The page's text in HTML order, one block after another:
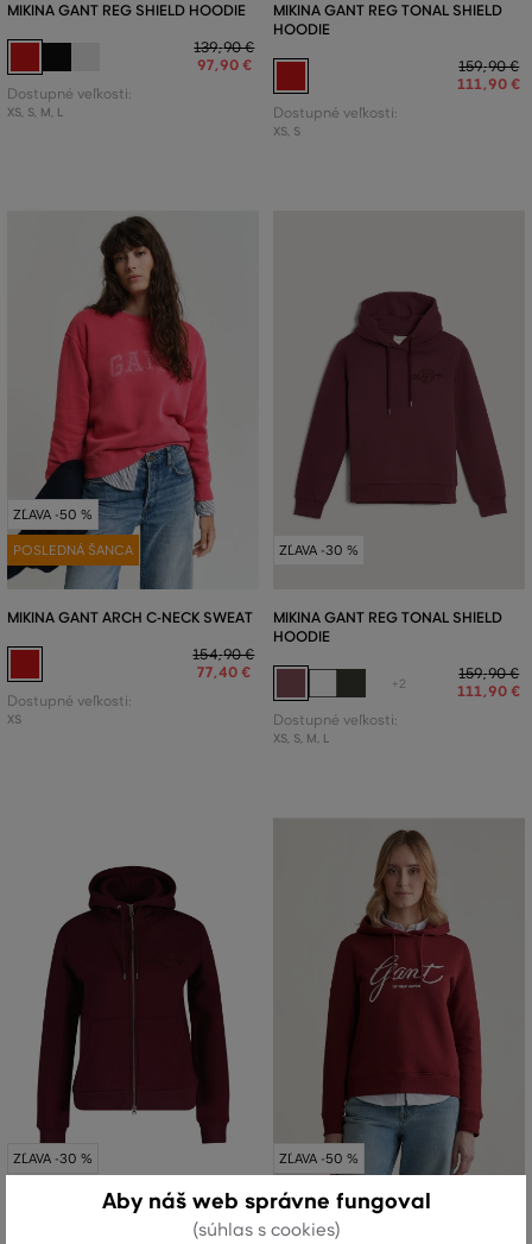
MIKINA GANT REG SHIELD HOODIE
139,90 €
97,90 €
Dostupné veľkosti:
XS, S, M, L
MIKINA GANT REG TONAL SHIELD
HOODIE
159,90 €
111,90 €
Dostupné veľkosti:
XS, S
ZĽAVA -50 %
POSLEDNÁ ŠANCA
MIKINA GANT ARCH C-NECK SWEAT
154,90 €
77,40 €
Dostupné veľkosti:
XS
ZĽAVA -30 %
MIKINA GANT REG TONAL SHIELD
HOODIE
+2
159,90 €
111,90 €
Dostupné veľkosti:
XS, S, M, L
ZĽAVA -30 %
MIKINA GANT REG TONAL SHIELD
ZĽAVA -50 %
MIKINA GANT REG SCRIPT HOODIE
Aby náš web správne fungoval
(súhlas s cookies)